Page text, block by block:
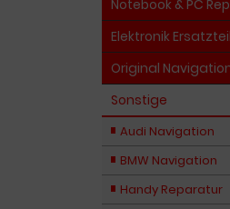
Notebook & PC
Elektronik
Original
Sonstige
Audi Navigation
BMW Navigation
Handy Reparatur